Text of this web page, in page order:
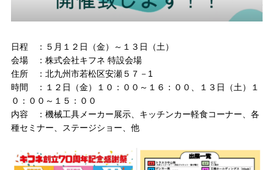
日程 ：５月１２日（金）～１３日（土）
会場 ：株式会社キフネ 特設会場
住所 ：北九州市若松区安瀬５７－1
時間 ：１２日（金）１０：００～１６：００、１３日（土）１
０：００～１５：００
内容 ：機械工具メーカー展示、キッチンカー軽食コーナー、各
種セミナー、ステージショー、他